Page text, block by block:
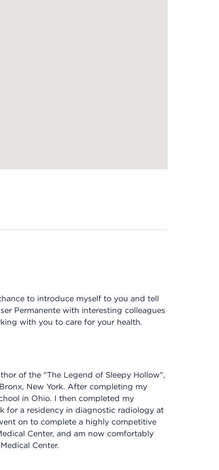
to introduce myself to you and tell
Permanente with interesting colleagues
with you to care for your health.
of the "The Legend of Sleepy Hollow",
New York. After completing my
in Ohio. I then completed my
for a residency in diagnostic radiology at
on to complete a highly competitive
Center, and am now comfortably
Center.